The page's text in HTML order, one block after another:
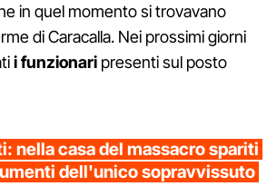
in quel momento si trovavano
di Caracalla. Nei prossimi giorni
ifunzionari presenti sul posto
nella casa del massacro spariti
dell'unico sopravvissuto